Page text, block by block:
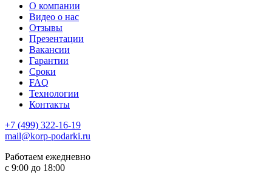
О компании
Видео о нас
Отзывы
Презентации
Вакансии
Гарантии
Сроки
FAQ
Технологии
Контакты
+7 (499) 322-16-19
mail@korp-podarki.ru
Работаем ежедневно
с 9:00 до 18:00